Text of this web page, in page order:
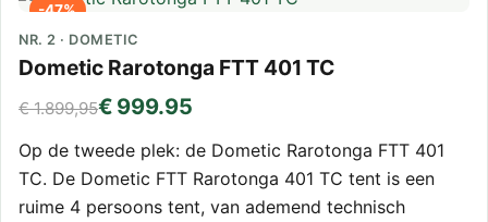
-47%
NR. 2 · DOMETIC
Dometic Rarotonga FTT 401 TC
€ 1.899,95€ 999.95
Op de tweede plek: de Dometic Rarotonga FTT 401
TC. De Dometic FTT Rarotonga 401 TC tent is een
ruime 4 persoons tent, van ademend technisch